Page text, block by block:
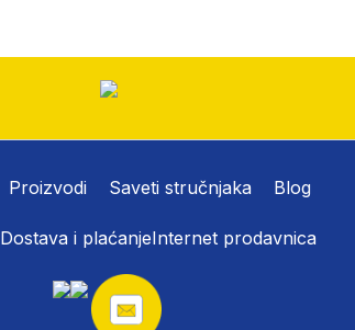
Proizvodi Saveti stručnjaka Blog
Dostava i plaćanjeInternet prodavnica